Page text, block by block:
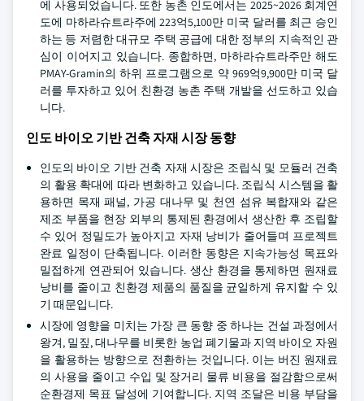
에 사용되었습니다. 또한 농촌 인도에서는 2025~2026 회계연
도에 마하라슈트라주에 223억5,100만 미국 달러를 최근 승인
하는 등 저렴한 대규모 주택 공급에 대한 정부의 지속적인 관
심이 이어지고 있습니다. 종합하면, 마하라슈트라주만 해도
PMAY-Gramin의 하위 프로그램으로 약 969억9,900만 미국 달
러를 투자하고 있어 친환경 농촌 주택 개발을 선도하고 있습
니다.
인도 바이오 기반 건축 자재 시장 동향
인도의 바이오 기반 건축 자재 시장은 조립식 및 모듈러 건축
의 활용 확대에 따라 변화하고 있습니다. 조립식 시스템을 활
용하면 목재 패널, 가공 대나무 및 천연 섬유 복합재와 같은
제조 부품을 현장 외부의 통제된 환경에서 생산한 후 조립할
수 있어 정밀도가 높아지고 자재 낭비가 줄어들며 프로젝트
완료 일정이 단축됩니다. 이러한 동향은 지속가능성 목표와
밀접하게 연관되어 있습니다. 생산 환경을 통제하면 원재료
낭비를 줄이고 친환경 제품의 품질을 균일하게 유지할 수 있
기 때문입니다.
시장에 영향을 미치는 가장 큰 동향 중 하나는 건설 과정에서
왕겨, 밀짚, 대나무를 비롯한 농업 폐기물과 지역 바이오 자원
을 활용하는 방향으로 전환하는 것입니다. 이는 버진 원재료
의 사용을 줄이고 수입 및 장거리 물류 비용을 절감함으로써
순환경제 목표 달성에 기여합니다. 지역 조달은 비용 부담을